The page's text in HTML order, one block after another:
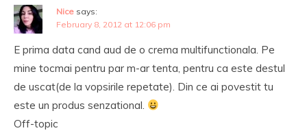
Nice says:
February 8, 2012 at 12:06 pm
E prima data cand aud de o crema multifunctionala. Pe
mine tocmai pentru par m-ar tenta, pentru ca este destul
de uscat(de la vopsirile repetate). Din ce ai povestit tu
este un produs senzational.
Off-topic